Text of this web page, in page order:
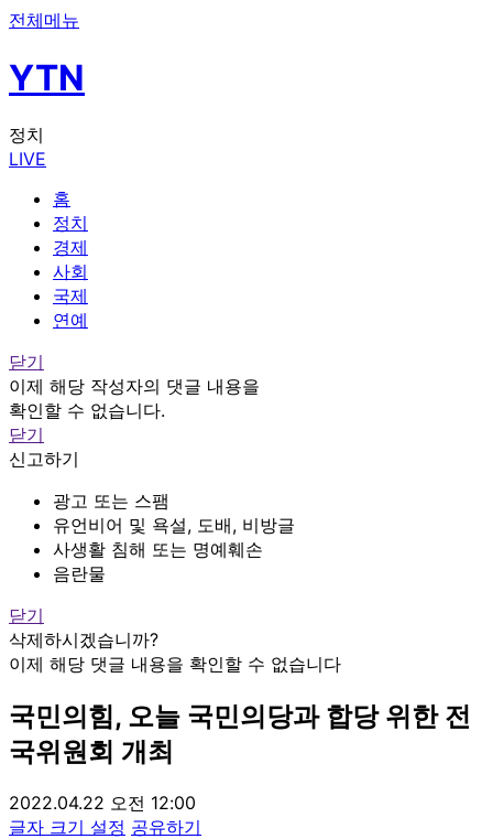
전체메뉴
YTN
정치
LIVE
홈
정치
경제
사회
국제
연예
닫기
이제 해당 작성자의 댓글 내용을
확인할 수 없습니다.
닫기
신고하기
광고 또는 스팸
유언비어 및 욕설, 도배, 비방글
사생활 침해 또는 명예훼손
음란물
닫기
삭제하시겠습니까?
이제 해당 댓글 내용을 확인할 수 없습니다
국민의힘, 오늘 국민의당과 합당 위한 전
국위원회 개최
2022.04.22 오전 12:00
글자 크기 설정 공유하기